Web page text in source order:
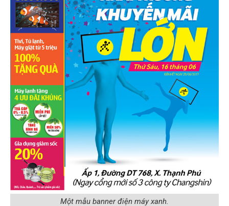
Một mẫu banner điện máy xanh.